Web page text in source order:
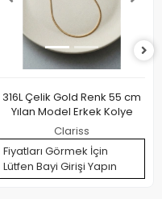
316L Çelik Gold Renk 55 cm
Yılan Model Erkek Kolye
Clariss
Fiyatları Görmek İçin
Lütfen Bayi Girişi Yapın